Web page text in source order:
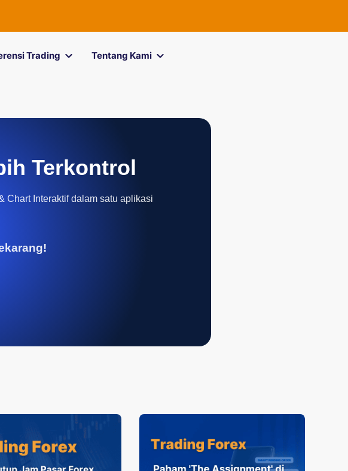
Trading Tentang Kami
Terkontrol
Chart Interaktif dalam satu aplikasi